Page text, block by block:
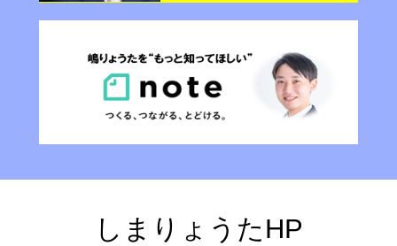
しまりょうたHP